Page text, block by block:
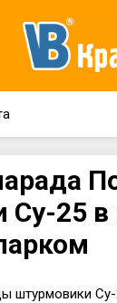
25 в
штурмовики